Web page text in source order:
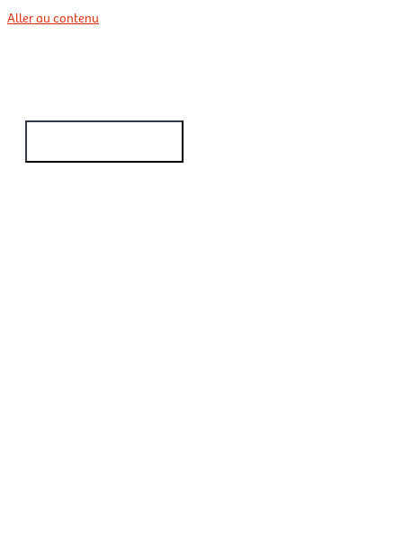
Aller au contenu